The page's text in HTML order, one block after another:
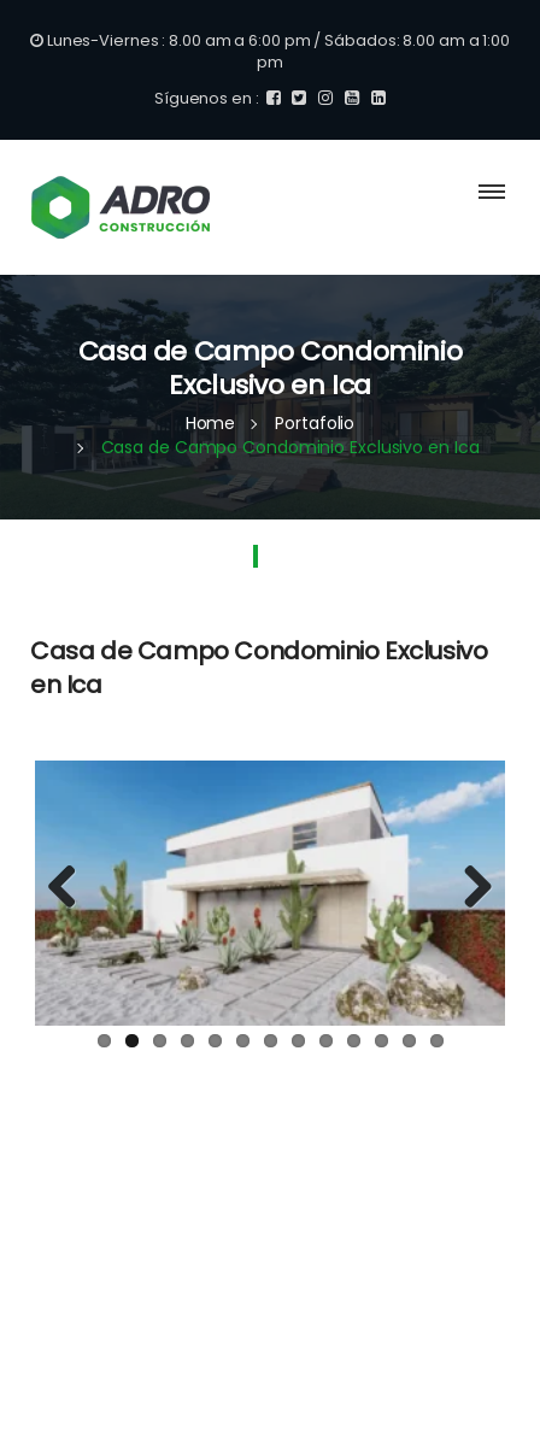
Lunes-Viernes : 8.00 am a 6:00 pm / Sábados: 8.00 am a 1:00
pm
Síguenos en :
Casa de Campo Condominio
Exclusivo en Ica
Home
Portafolio
Casa de Campo Condominio Exclusivo en Ica
Casa de Campo Condominio Exclusivo
en Ica
Previous Next